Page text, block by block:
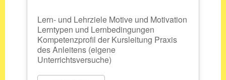
Lern- und Lehrziele Motive und Motivation
Lerntypen und Lernbedingungen
Kompetenzprofil der Kursleitung Praxis
des Anleitens (eigene
Unterrichtsversuche)